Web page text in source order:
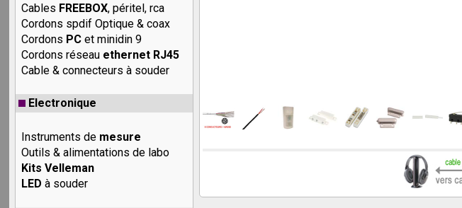
Cables FREEBOX, péritel, rca
Cordons spdif Optique & coax
Cordons PC et minidin 9
Cordons réseau ethernet RJ45
Cable & connecteurs à souder
Electronique
Instruments de mesure
Outils & alimentations de labo
Kits Velleman
LED à souder